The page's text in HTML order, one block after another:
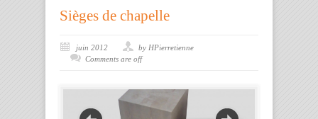
Sièges de chapelle
juin 2012
by HPierretienne
Comments are off